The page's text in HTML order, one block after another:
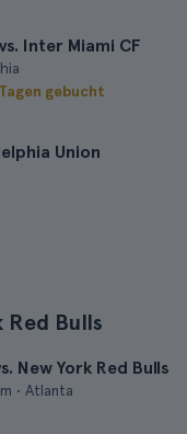
Inter Miami CF
gebucht
Union
Red Bulls
New York Red Bulls
• Atlanta